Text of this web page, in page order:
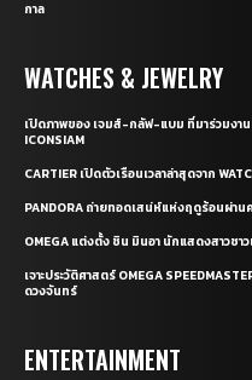
กาล
WATCHES & JEWELRY
เปิดภาพของ เจมส์-กลัฟ-แบม ที่มาร่วมงา
ICONSIAM
CARTIER เปิดตัวเรือนเวลาล่าสุดจาก
PANDORA ถ่ายทอดเสน่ห์แห่งฤดูร้อนผ่าน
OMEGA แต่งตั้ง ชิน มินอา นักแสดงสาวช
เจาะประวัติศาสตร์ OMEGA
ดวงจันทร์
ENTERTAINMENT